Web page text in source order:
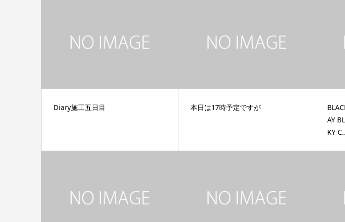
Diary施工五日目 本日は17時予定ですが
AY
KY